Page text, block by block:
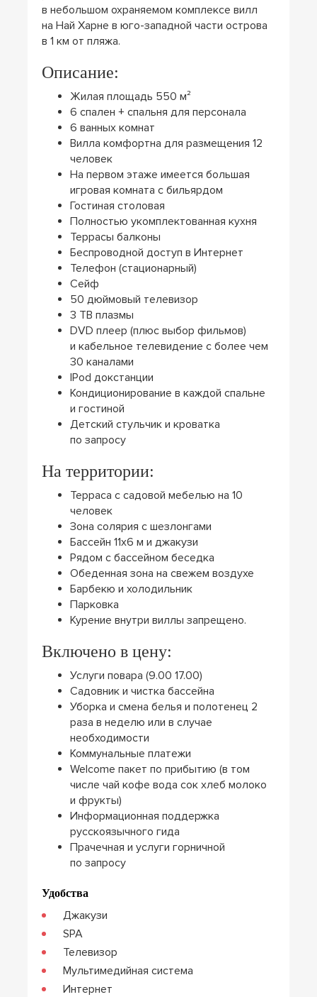
в небольшом охраняемом комплексе вилл
на Най Харне в юго-западной части острова
в 1 км от пляжа.
Описание:
Жилая площадь 550 м²
6 спален + спальня для персонала
6 ванных комнат
Вилла комфортна для размещения 12
человек
На первом этаже имеется большая
игровая комната с бильярдом
Гостиная столовая
Полностью укомплектованная кухня
Террасы балконы
Беспроводной доступ в Интернет
Телефон (стационарный)
Сейф
50 дюймовый телевизор
3 ТВ плазмы
DVD плеер (плюс выбор фильмов)
и кабельное телевидение с более чем
30 каналами
IPod докстанции
Кондиционирование в каждой спальне
и гостиной
Детский стульчик и кроватка
по запросу
На территории:
Терраса с садовой мебелью на 10
человек
Зона солярия с шезлонгами
Бассейн 11х6 м и джакузи
Рядом с бассейном беседка
Обеденная зона на свежем воздухе
Барбекю и холодильник
Парковка
Курение внутри виллы запрещено.
Включено в цену:
Услуги повара (9.00 17.00)
Садовник и чистка бассейна
Уборка и смена белья и полотенец 2
раза в неделю или в случае
необходимости
Коммунальные платежи
Welcome пакет по прибытию (в том
числе чай кофе вода сок хлеб молоко
и фрукты)
Информационная поддержка
русскоязычного гида
Прачечная и услуги горничной
по запросу
Удобства
Джакузи
SPA
Телевизор
Мультимедийная система
Интернет